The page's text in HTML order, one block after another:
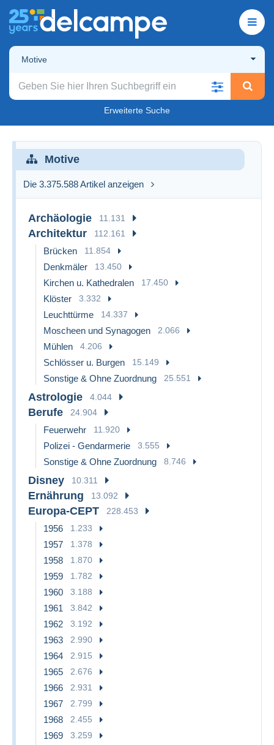
Motive
Erweiterte Suche
Motive
Die 3.375.588 Artikel anzeigen
Archäologie 11.131
Architektur 112.161
Brücken 11.854
Denkmäler 13.450
Kirchen u. Kathedralen 17.450
Klöster 3.332
Leuchttürme 14.337
Moscheen und Synagogen 2.066
Mühlen 4.206
Schlösser u. Burgen 15.149
Sonstige & Ohne Zuordnung 25.551
Astrologie 4.044
Berufe 24.904
Feuerwehr 11.920
Polizei - Gendarmerie 3.555
Sonstige & Ohne Zuordnung 8.746
Disney 10.311
Ernährung 13.092
Europa-CEPT 228.453
1956 1.233
1957 1.378
1958 1.870
1959 1.782
1960 3.188
1961 3.842
1962 3.192
1963 2.990
1964 2.915
1965 2.676
1966 2.931
1967 2.799
1968 2.455
1969 3.259